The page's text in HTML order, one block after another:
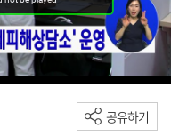
공유하기